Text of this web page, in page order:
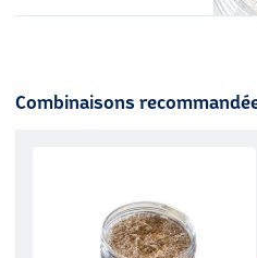
Combinaisons